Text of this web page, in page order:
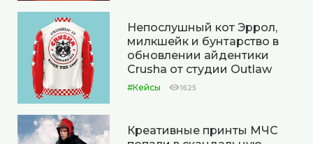
Непослушный кот Эррол,
милкшейк и бунтарство в
обновлении айдентики
Crusha от студии Outlaw
#Кейсы 1625
Креативные принты МЧС